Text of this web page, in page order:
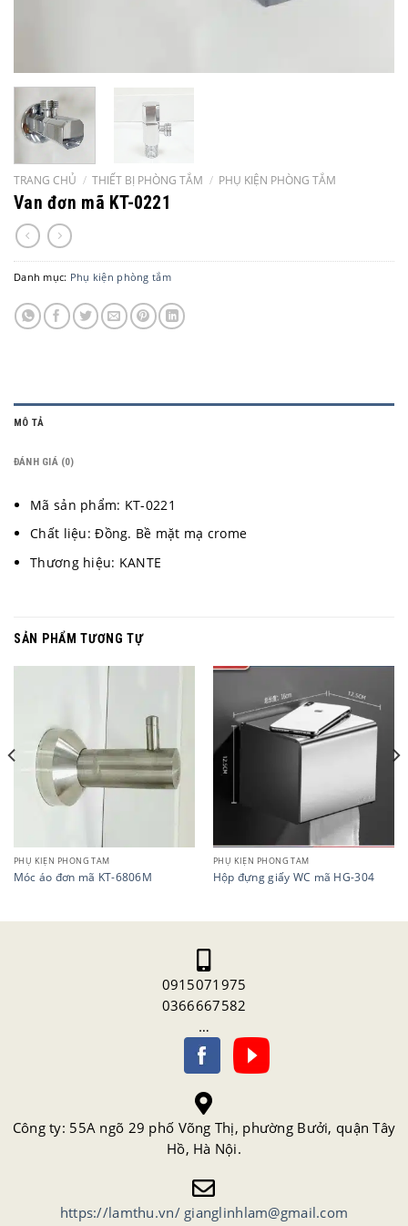
TRANG CHỦ / THIẾT BỊ PHÒNG TẮM / PHỤ KIỆN PHÒNG TẮM
Van đơn mã KT-0221
Danh mục: Phụ kiện phòng tắm
MÔ TẢ
ĐÁNH GIÁ (0)
Mã sản phẩm: KT-0221
Chất liệu: Đồng. Bề mặt mạ crome
Thương hiệu: KANTE
SẢN PHẨM TƯƠNG TỰ
PHỤ KIỆN PHÒNG TẮM
Móc áo đơn mã KT-6806M
PHỤ KIỆN PHÒNG TẮM
Hộp đựng giấy WC mã HG-304
0915071975
0366667582
…
Công ty: 55A ngõ 29 phố Võng Thị, phường Bưởi, quận Tây
Hồ, Hà Nội.
https://lamthu.vn/ gianglinhlam@gmail.com